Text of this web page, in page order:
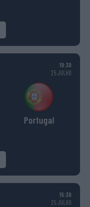
19:30
25 JULHO
Portugal
15:30
25 JULHO